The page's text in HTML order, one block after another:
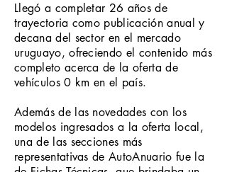
Llegó a completar 26 años de
trayectoria como publicación anual y
decana del sector en el mercado
uruguayo, ofreciendo el contenido más
completo acerca de la oferta de
vehículos 0 km en el país.
Además de las novedades con los
modelos ingresados a la oferta local,
una de las secciones más
representativas de AutoAnuario fue la